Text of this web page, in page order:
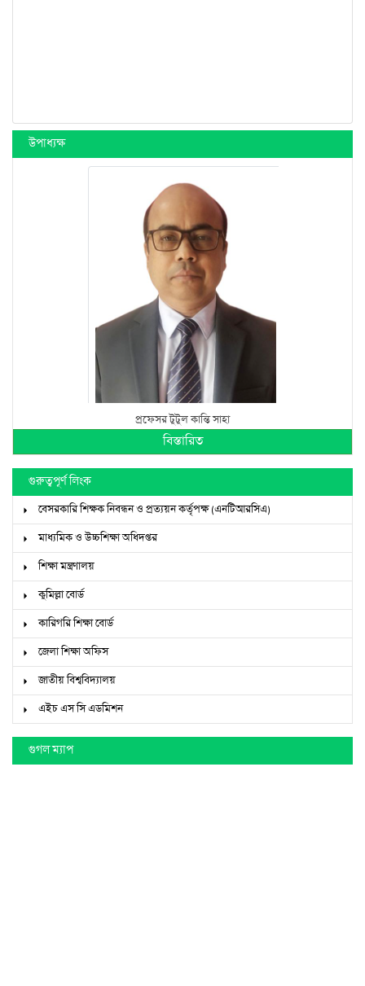
উপাধ্যক্ষ
প্রফেসর টুটুল কান্তি সাহা
বিস্তারিত
গুরুত্বপূর্ণ লিংক
বেসরকারি শিক্ষক নিবন্ধন ও প্রত্যয়ন কর্তৃপক্ষ (এনটিআরসিএ)
মাধ্যমিক ও উচ্চশিক্ষা অধিদপ্তর
শিক্ষা মন্ত্রণালয়
কুমিল্লা বোর্ড
কারিগরি শিক্ষা বোর্ড
জেলা শিক্ষা অফিস
জাতীয় বিশ্ববিদ্যালয়
এইচ এস সি এডমিশন
গুগল ম্যাপ